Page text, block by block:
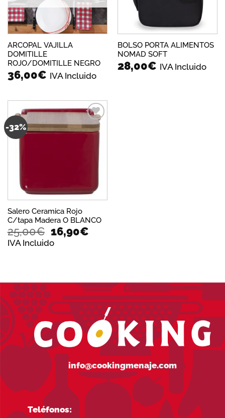
ARCOPAL VAJILLA
DOMITILLE
ROJO/DOMITILLE NEGRO
36,00€ IVA Incluido
BOLSO PORTA ALIMENTOS
NOMAD SOFT
28,00€ IVA Incluido
-32%
Añadir
a la
lista de
Salero Ceramica Rojo
C/tapa Madera O BLANCO
25,00€ El
precio
16,90€
IVA Incluido
info@cookingmenaje.com
Teléfonos: